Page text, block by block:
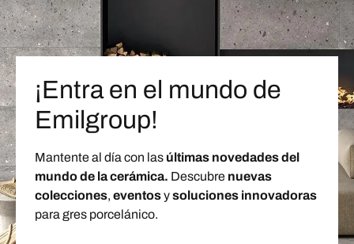
¡Entra en el mundo de
Emilgroup!
Mantente al día con las últimas novedades del
mundo de la cerámica. Descubre nuevas
colecciones, eventosysoluciones innovadoras
para gres porcelánico.